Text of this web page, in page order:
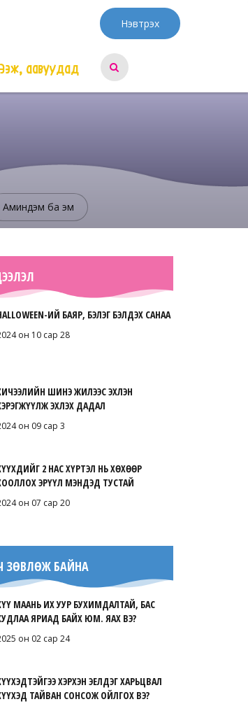
Нэвтрэх
Ээж, аавуудад
Аминдэм ба эм
ИЙ БАЯР, БЭЛЭГ БЭЛДЭХ САНАА
он 10 сар 28
ШИНЭ ЖИЛЭЭС ЭХЛЭН
ЭХЛЭХ ДАДАЛ
он 09 сар 3
2 НАС ХҮРТЭЛ НЬ ХӨХӨӨР
ЭРҮҮЛ МЭНДЭД ТУСТАЙ
он 07 сар 20
ЗӨВЛӨЖ БАЙНА
МААНЬ ИХ УУР БУХИМДАЛТАЙ, БАС
ЯРИАД БАЙХ ЮМ. ЯАХ ВЭ?
он 02 сар 24
ХЭРХЭН ЭЕЛДЭГ ХАРЬЦВАЛ
ТАЙВАН СОНСОЖ ОЙЛГОХ ВЭ?